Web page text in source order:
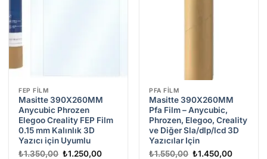
FEP FILM
Masitte 390X260MM
Anycubic Phrozen
Elegoo Creality FEP Film
0.15 mm Kalınlık 3D
Yazıcı için Uyumlu
₺1.350,00 Orijinal
₺1.250,00Şu
PFA FILM
Masitte 390X260MM
Pfa Film – Anycubic,
Phrozen, Elegoo, Creality
ve Diğer Sla/dlp/lcd 3D
Yazıcılar Için
₺1.550,00 Orijinal
₺1.450,00Şu